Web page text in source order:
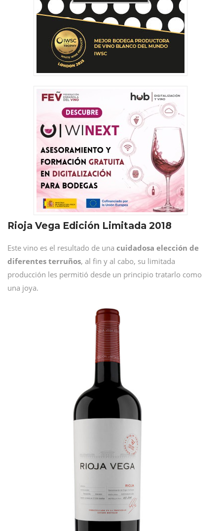
Rioja Vega Edición Limitada 2018
Este vino es el resultado de una cuidadosa elección de
diferentes terruños, al fin y al cabo, su limitada
producción les permitió desde un principio tratarlo como
una joya.